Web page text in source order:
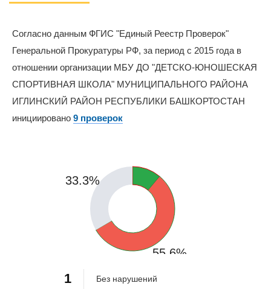
Согласно данным ФГИС "Единый Реестр Проверок"
Генеральной Прокуратуры РФ, за период с 2015 года в
отношении организации МБУ ДО "ДЕТСКО-ЮНОШЕСКАЯ
СПОРТИВНАЯ ШКОЛА" МУНИЦИПАЛЬНОГО РАЙОНА
ИГЛИНСКИЙ РАЙОН РЕСПУБЛИКИ БАШКОРТОСТАН
инициировано 9 проверок
55.6%
33.3%
1
Без нарушений